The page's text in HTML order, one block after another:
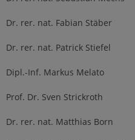
Dr. rer. nat. Fabian Stäber
Dr. rer. nat. Patrick Stiefel
Dipl.-Inf. Markus Melato
Prof. Dr. Sven Strickroth
Dr. rer. nat. Matthias Born